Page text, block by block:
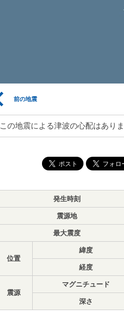
前の地震
この地震による津波の心配はありま
発生時刻
震源地
最大震度
位置
緯度
経度
震源
マグニチュード
深さ